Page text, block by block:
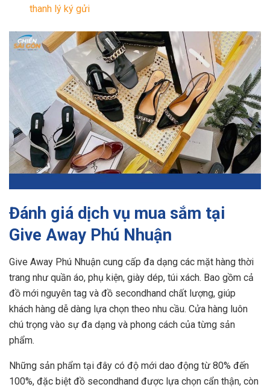
thanh lý ký gửi
Đánh giá dịch vụ mua sắm tại
Give Away Phú Nhuận
Give Away Phú Nhuận cung cấp đa dạng các mặt hàng thời
trang như quần áo, phụ kiện, giày dép, túi xách. Bao gồm cả
đồ mới nguyên tag và đồ secondhand chất lượng, giúp
khách hàng dễ dàng lựa chọn theo nhu cầu. Cửa hàng luôn
chú trọng vào sự đa dạng và phong cách của từng sản
phẩm.
Những sản phẩm tại đây có độ mới dao động từ 80% đến
100%, đặc biệt đồ secondhand được lựa chọn cẩn thận, còn